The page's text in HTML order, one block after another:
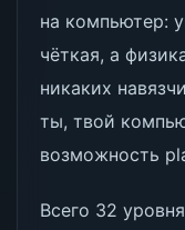
на компьютер:
чёткая, а
никаких
ты, твой
возможность
Всего 32